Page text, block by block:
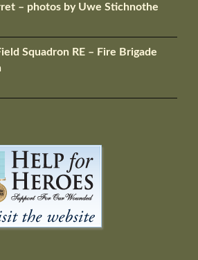
– photos by Uwe Stichnothe
Squadron RE – Fire Brigade